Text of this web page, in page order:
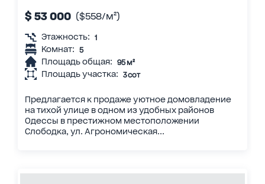
$ 53 000 ($558/м²)
Этажность: 1
Комнат: 5
Площадь общая: 95 м²
Площадь участка: 3 сот
Предлагается к продаже уютное домовладение
на тихой улице в одном из удобных районов
Одессы в престижном местоположении
Слободка, ул. Агрономическая...